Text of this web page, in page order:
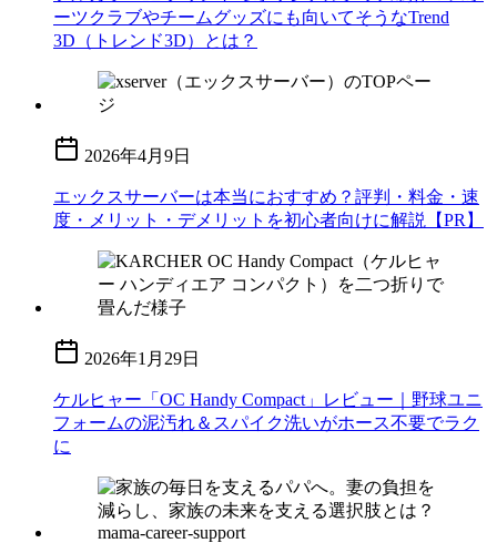
ーツクラブやチームグッズにも向いてそうなTrend
3D（トレンド3D）とは？
2026年4月9日
エックスサーバーは本当におすすめ？評判・料金・速
度・メリット・デメリットを初心者向けに解説【PR】
2026年1月29日
ケルヒャー「OC Handy Compact」レビュー｜野球ユニ
フォームの泥汚れ＆スパイク洗いがホース不要でラク
に